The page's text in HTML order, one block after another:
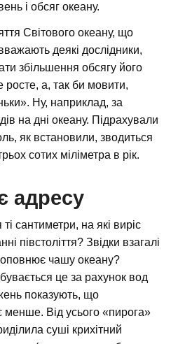
і обсяг океану.
Світового океану, що
деякі дослідники,
збільшення обсягу його
а, так би мовити,
Ну, наприклад, за
на дні океану. Підрахували
як встановили, зводиться
сотих міліметра в рік.
адресу
сантиметри, на які виріс
півстоліття? Звідки взагалі
чашу океану?
це за рахунок вод
показують, що
менше. Від усього «пирога»
суші крихітний